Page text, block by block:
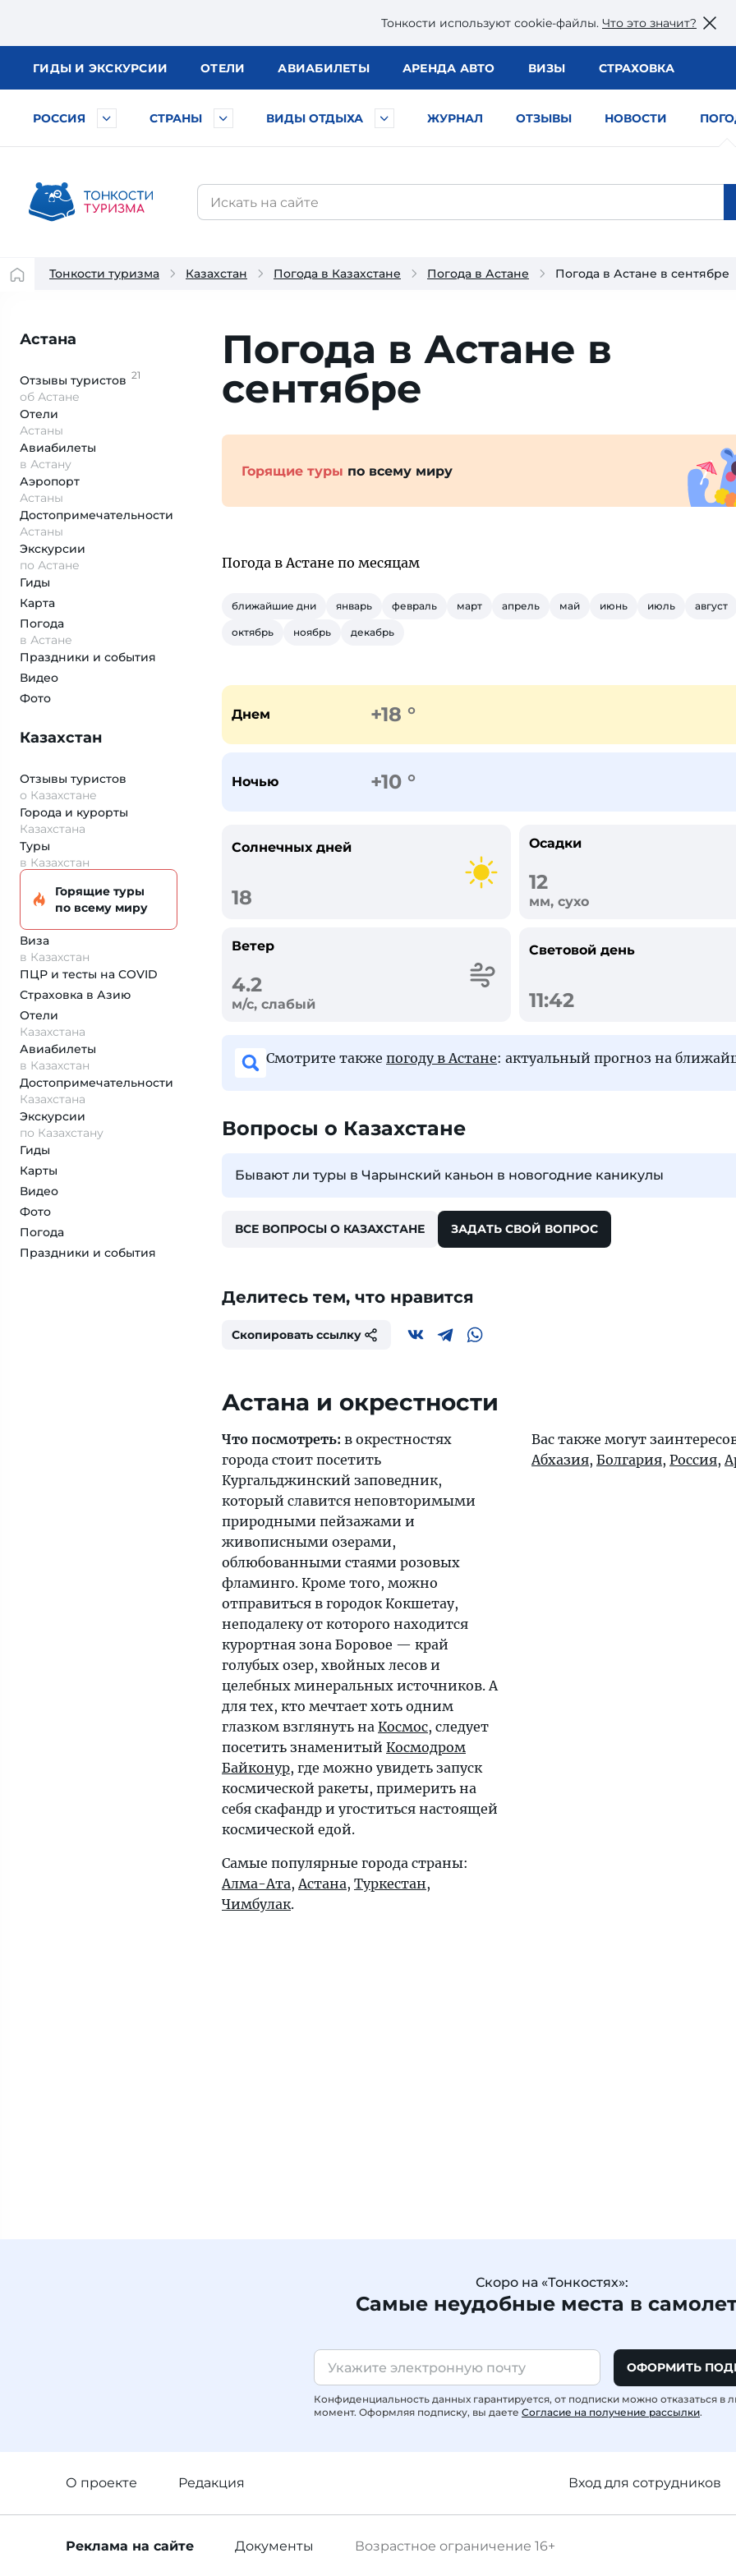
Тонкости используют сookie-файлы. Что это значит?
ГИДЫ И ЭКСКУРСИИ ОТЕЛИ АВИАБИЛЕТЫ АРЕНДА АВТО ВИЗЫ СТРАХОВКА
РОССИЯ СТРАНЫ ВИДЫ ОТДЫХА ЖУРНАЛ ОТЗЫВЫ НОВОСТИ
Тонкости туризма Казахстан Погода в Казахстане Погода в Астане Погода в Астане в сентябре
Астана
Отзывы туристов 21
об Астане
Отели
Астаны
Авиабилеты
в Астану
Аэропорт
Астаны
Достопримеча­тельности
Астаны
Экскурсии
по Астане
Гиды
Карта
Погода
в Астане
Праздники и события
Видео
Фото
Казахстан
Отзывы туристов
о Казахстане
Города и курорты
Казахстана
Туры
в Казахстан
Горящие туры
по всему миру
Виза
в Казахстан
ПЦР и тесты на COVID
Страховка в Азию
Отели
Казахстана
Авиабилеты
в Казахстан
Достопримеча­тельности
Казахстана
Экскурсии
по Казахстану
Гиды
Карты
Видео
Фото
Погода
Праздники и события
Погода в Астане в
сентябре
Горящие туры по всему миру
Погода в Астане по месяцам
ближайшие дни январь февраль март апрель май июнь июль август
октябрь ноябрь декабрь
Днем +18 °
Ночью +10 °
Солнечных дней
18
Осадки
12
мм, сухо
Ветер
4.2
м/с, слабый
Световой день
11:42
Смотрите также погоду в Астане: актуальный прогноз на
Вопросы о Казахстане
Бывают ли туры в Чарынский каньон в новогодние каникулы
ВСЕ ВОПРОСЫ О КАЗАХСТАНЕ ЗАДАТЬ СВОЙ ВОПРОС
Делитесь тем, что нравится
Скопировать ссылку
Астана и окрестности
Что посмотреть: в окрестностях
города стоит посетить
Кургальджинский заповедник,
который славится неповторимыми
природными пейзажами и
живописными озерами,
облюбованными стаями розовых
фламинго. Кроме того, можно
отправиться в городок Кокшетау,
неподалеку от которого находится
курортная зона Боровое — край
голубых озер, хвойных лесов и
целебных минеральных источников. А
для тех, кто мечтает хоть одним
глазком взглянуть на Космос, следует
посетить знаменитый Космодром
Байконур, где можно увидеть запуск
космической ракеты, примерить на
себя скафандр и угоститься настоящей
космической едой.
Вас также могут
Абхазия, Болгария, Россия,
Самые популярные города страны:
Алма-Ата,Астана, Туркестан,
Чимбулак.
Скоро на «Тонкостях»:
Самые неудобные места в
ОФОРМИТЬ
Конфиденциальность данных гарантируется, от подписки можно отказаться в
момент. Оформляя подписку, вы даете Согласие на получение рассылки.
О проекте Редакция Вход для сотрудников
Возрастное ограничение 16+
Реклама на сайте Документы